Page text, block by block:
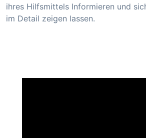
ihres Hilfsmittels Informieren und
im Detail zeigen lassen.